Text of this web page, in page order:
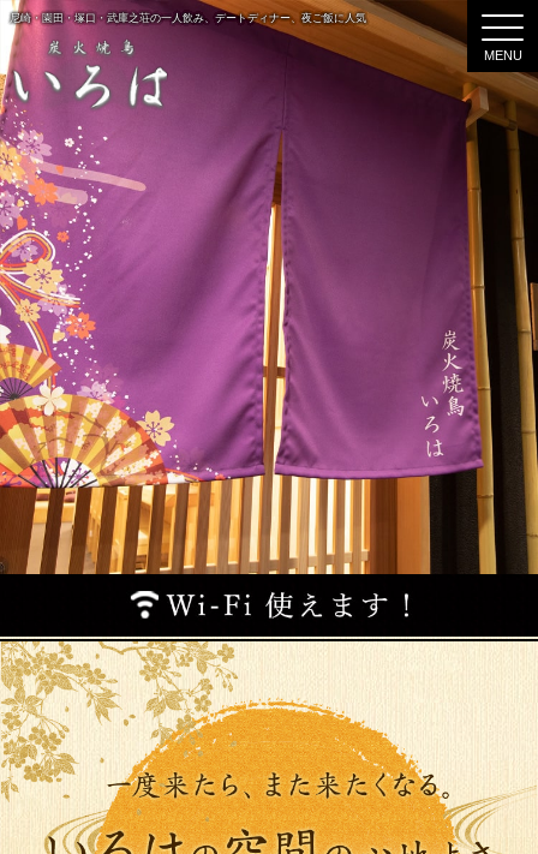
尼崎・園田・塚口・武庫之荘の一人飲み、デートディナー、夜ご飯に人気